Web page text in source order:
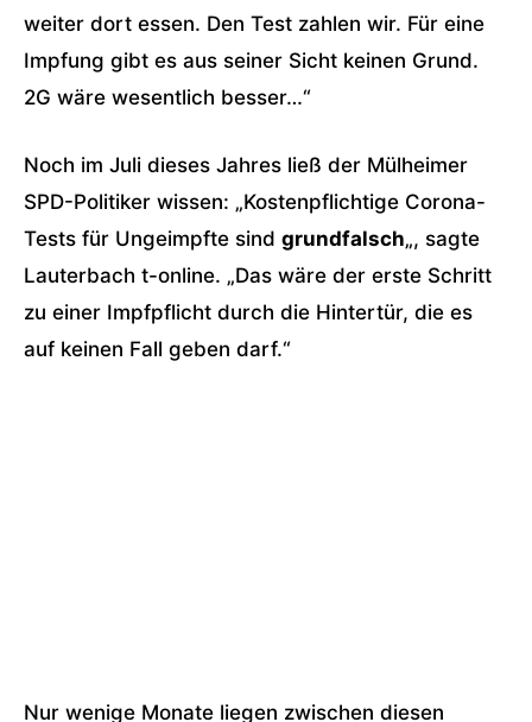
weiter dort essen. Den Test zahlen wir. Für eine
Impfung gibt es aus seiner Sicht keinen Grund.
2G wäre wesentlich besser…“
Noch im Juli dieses Jahres ließ der Mülheimer
SPD-Politiker wissen: „Kostenpflichtige Corona-
Tests für Ungeimpfte sind grundfalsch„, sagte
Lauterbach t-online. „Das wäre der erste Schritt
zu einer Impfpflicht durch die Hintertür, die es
auf keinen Fall geben darf.“
Nur wenige Monate liegen zwischen diesen